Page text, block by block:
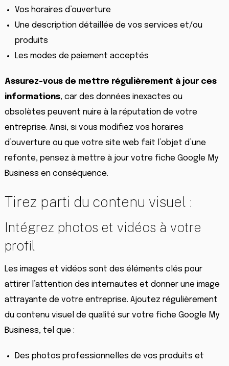
Vos horaires d’ouverture
Une description détaillée de vos services et/ou
produits
Les modes de paiement acceptés
Assurez-vous de mettre régulièrement à jour ces
informations, car des données inexactes ou
obsolètes peuvent nuire à la réputation de votre
entreprise. Ainsi, si vous modifiez vos horaires
d’ouverture ou que votre site web fait l’objet d’une
refonte, pensez à mettre à jour votre fiche Google My
Business en conséquence.
Tirez parti du contenu visuel :
Intégrez photos et vidéos à votre
profil
Les images et vidéos sont des éléments clés pour
attirer l’attention des internautes et donner une image
attrayante de votre entreprise. Ajoutez régulièrement
du contenu visuel de qualité sur votre fiche Google My
Business, tel que :
Des photos professionnelles de vos produits et